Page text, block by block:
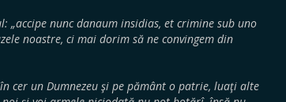
„accipe nunc danaum insidias, et crimine sub uno
noastre, ci mai dorim să ne convingem din
cer un Dumnezeu şi pe pământ o patrie, luaţi alte